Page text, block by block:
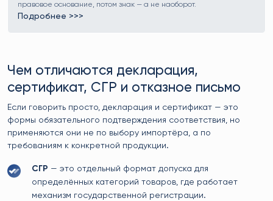
правовое основание, потом знак — а не наоборот.
Подробнее >>>
Чем отличаются декларация,
сертификат, СГР и отказное письмо
Если говорить просто, декларация и сертификат — это
формы обязательного подтверждения соответствия, но
применяются они не по выбору импортёра, а по
требованиям к конкретной продукции.
СГР — это отдельный формат допуска для
определённых категорий товаров, где работает
механизм государственной регистрации.